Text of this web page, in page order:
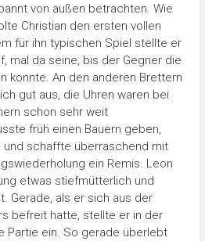
von außen betrachten. Wie
Christian den ersten vollen
für ihn typischen Spiel stellte er
mal da seine, bis der Gegner die
konnte. An den anderen Brettern
gut aus, die Uhren waren bei
schon sehr weit
früh einen Bauern geben,
schaffte überraschend mit
ein Remis. Leon
etwas stiefmütterlich und
Gerade, als er sich aus der
befreit hatte, stellte er in der
Partie ein. So gerade überlebt